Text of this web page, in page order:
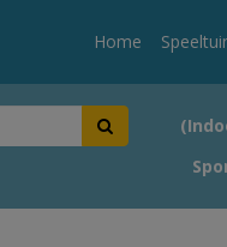
Home